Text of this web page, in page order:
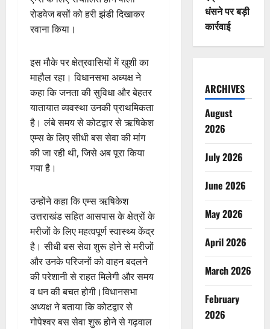
रोडवेज बसों को हरी झंडी दिखाकर
रवाना किया।
इस मौके पर क्षेत्रवासियों में खुशी का
माहौल रहा। विधानसभा अध्यक्ष ने
कहा कि जनता की सुविधा और बेहतर
यातायात व्यवस्था उनकी प्राथमिकता
है। लंबे समय से कोटद्वार से ऋषिकेश
एम्स के लिए सीधी बस सेवा की मांग
की जा रही थी, जिसे अब पूरा किया
गया है।
उन्होंने कहा कि एम्स ऋषिकेश
उत्तराखंड सहित आसपास के क्षेत्रों के
मरीजों के लिए महत्वपूर्ण स्वास्थ्य केंद्र
है। सीधी बस सेवा शुरू होने से मरीजों
और उनके परिजनों को वाहन बदलने
की परेशानी से राहत मिलेगी और समय
व धन की बचत होगी।विधानसभा
अध्यक्ष ने बताया कि कोटद्वार से
गोपेश्वर बस सेवा शुरू होने से गढ़वाल
धंसने पर बड़ी
कार्रवाई
ARCHIVES
August
2026
July 2026
June 2026
May 2026
April 2026
March 2026
February
2026